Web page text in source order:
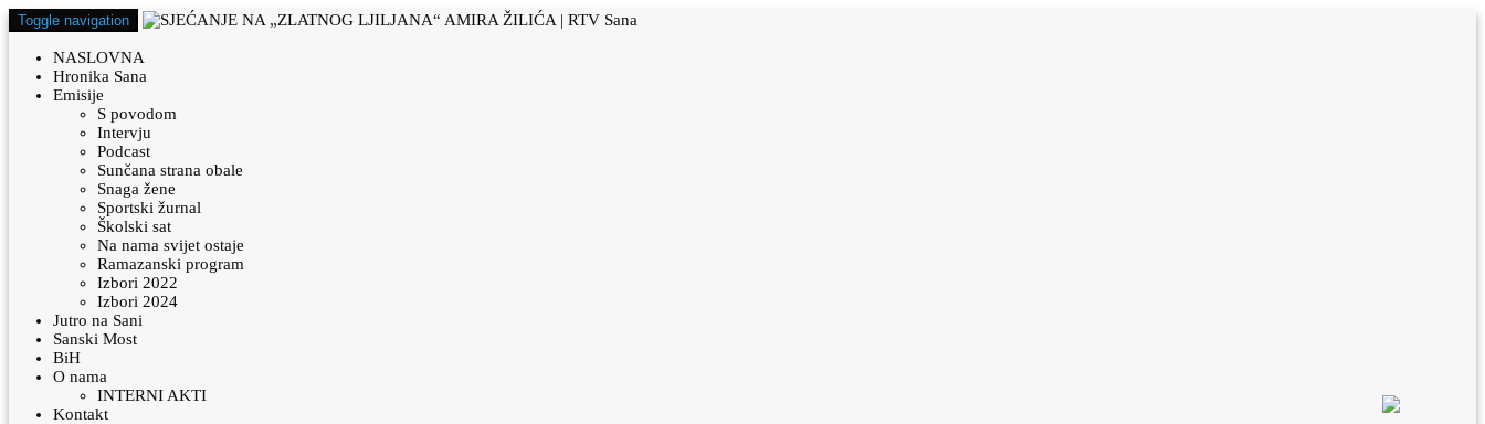
Toggle navigation
NASLOVNA
Hronika Sana
Emisije
S povodom
Intervju
Podcast
Sunčana strana obale
Snaga žene
Sportski žurnal
Školski sat
Na nama svijet ostaje
Ramazanski program
Izbori 2022
Izbori 2024
Jutro na Sani
Sanski Most
BiH
O nama
INTERNI AKTI
Kontakt